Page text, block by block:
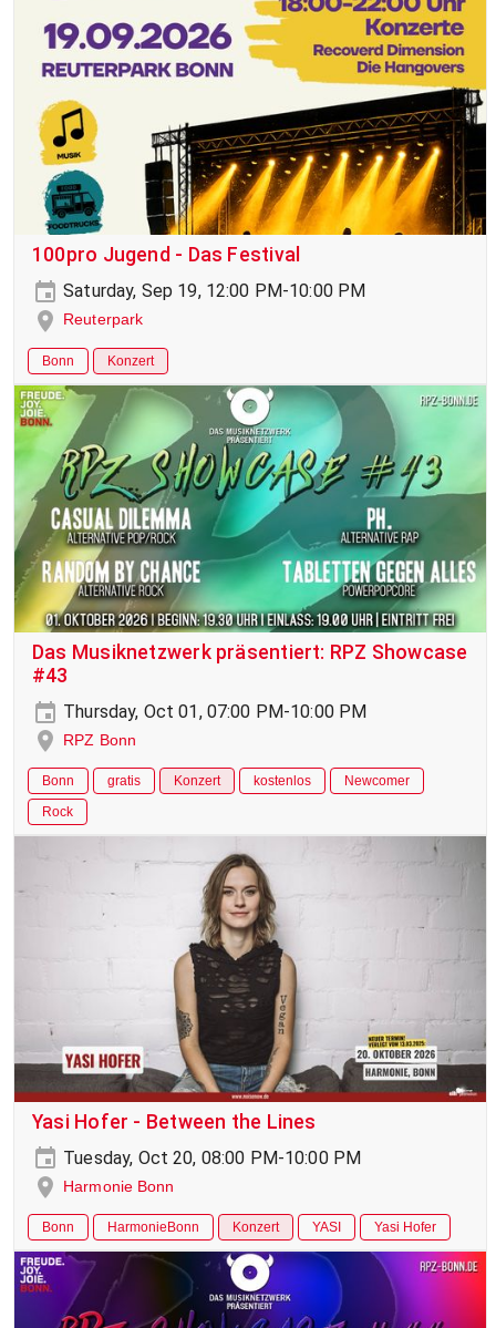
100pro Jugend - Das Festival
Saturday, Sep 19, 12:00 PM-10:00 PM
Reuterpark
Bonn Konzert
Das Musiknetzwerk präsentiert: RPZ Showcase
#43
Thursday, Oct 01, 07:00 PM-10:00 PM
RPZ Bonn
Bonn gratis Konzert kostenlos
Newcomer
Rock
Yasi Hofer - Between the Lines
Tuesday, Oct 20, 08:00 PM-10:00 PM
Harmonie Bonn
Bonn HarmonieBonn Konzert YASI Yasi Hofer